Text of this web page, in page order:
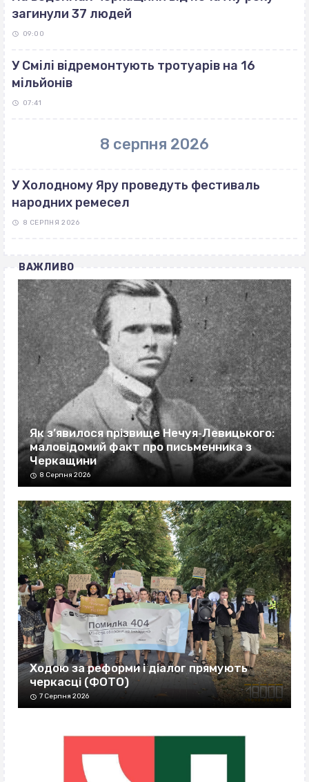
загинули 37 людей
09:00
У Смілі відремонтують тротуарів на 16
мільйонів
07:41
8 серпня 2026
У Холодному Яру проведуть фестиваль
народних ремесел
8 СЕРПНЯ 2026
ВАЖЛИВО
Як з’явилося прізвище Нечуя‐Левицького:
маловідомий факт про письменника з
Черкащини
8 Серпня 2026
Ходою за реформи і діалог прямують
черкасці (ФОТО)
7 Серпня 2026